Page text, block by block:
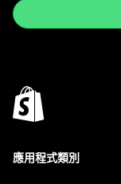
應用程式類別